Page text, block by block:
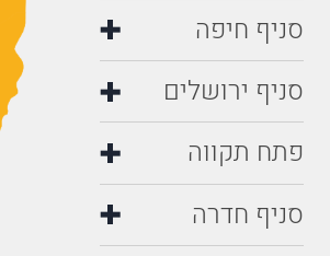
סניף חיפה
סניף ירושלים
פתח תקווה
סניף חדרה